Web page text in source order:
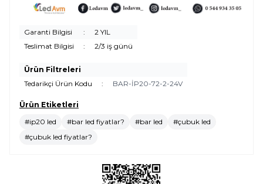
Garanti Bilgisi :
2 YIL
Teslimat Bilgisi
: 2/3 iş günü
Ürün Filtreleri
Tedarikçi Ürün Kodu
: BAR-İP20-72-2-24V
Ürün Etiketleri
#ip20 led
#bar led fiyatlar? #bar led
#çubuk led
#çubuk led fiyatlar?